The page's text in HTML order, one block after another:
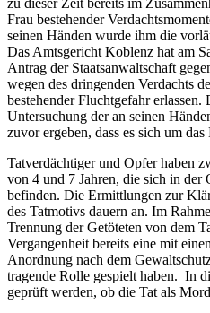
Frau bestehender
seinen Händen wurde ihm die
Das Amtsgericht Koblenz hat am
Antrag der Staatsanwaltschaft
wegen des dringenden Verdachts
bestehender Fluchtgefahr
Untersuchung der an seinen
zuvor ergeben, dass es sich um
Tatverdächtiger und Opfer haben
von 4 und 7 Jahren, die sich in der
befinden. Die Ermittlungen zur
des Tatmotivs dauern an. Im
Trennung der Getöteten von dem
Vergangenheit bereits eine mit
Anordnung nach dem
tragende Rolle gespielt haben. In
geprüft werden, ob die Tat als